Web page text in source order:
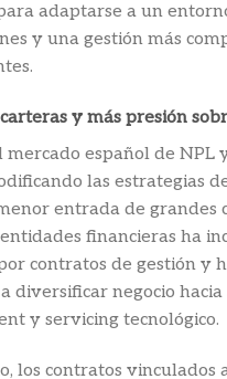
adaptarse a un
y una gestión más
y más presión
mercado español de NPL
las estrategias
entrada de grandes
financieras ha
contratos de gestión y
diversificar negocio hacia
y servicing tecnológico.
los contratos vinculados